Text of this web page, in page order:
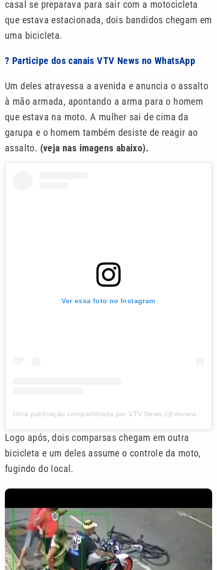
casal se preparava para sair com a motocicleta
que estava estacionada, dois bandidos chegam em
uma bicicleta.
? Participe dos canais VTV News no WhatsApp
Um deles atravessa a avenida e anuncia o assalto
à mão armada, apontando a arma para o homem
que estava na moto. A mulher sai de cima da
garupa e o homem também desiste de reagir ao
assalto. (veja nas imagens abaixo).
Ver essa foto no Instagram
Uma publicação compartilhada por VTV News (@vtvnewsoficial)
Logo após, dois comparsas chegam em outra
bicicleta e um deles assume o controle da moto,
fugindo do local.